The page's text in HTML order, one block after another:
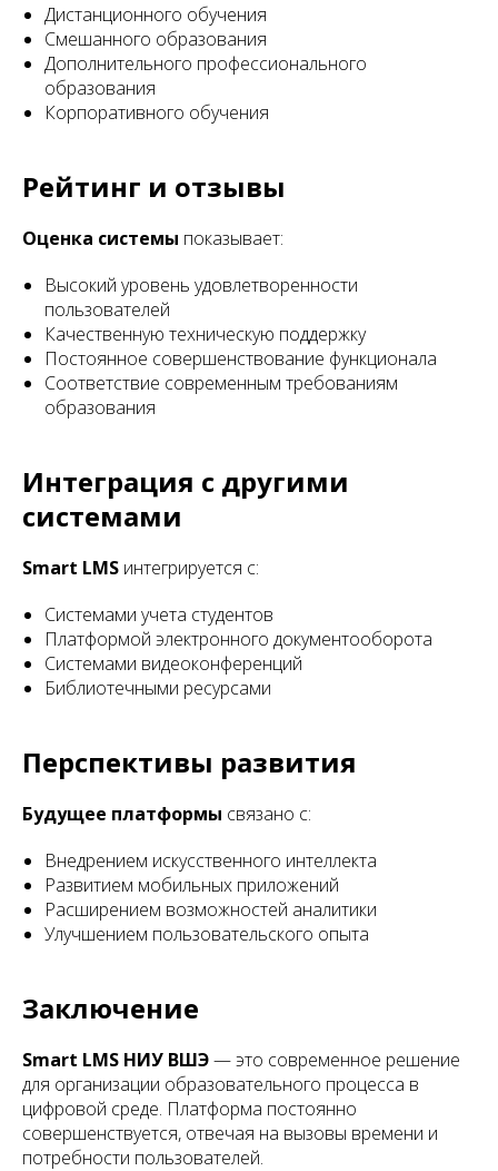
Дистанционного обучения
Смешанного образования
Дополнительного профессионального
образования
Корпоративного обучения
Рейтинг и отзывы
Оценка системы показывает:
Высокий уровень удовлетворенности
пользователей
Качественную техническую поддержку
Постоянное совершенствование функционала
Соответствие современным требованиям
образования
Интеграция с другими
системами
Smart LMS интегрируется с:
Системами учета студентов
Платформой электронного документооборота
Системами видеоконференций
Библиотечными ресурсами
Перспективы развития
Будущее платформы связано с:
Внедрением искусственного интеллекта
Развитием мобильных приложений
Расширением возможностей аналитики
Улучшением пользовательского опыта
Заключение
Smart LMS НИУ ВШЭ— это современное решение
для организации образовательного процесса в
цифровой среде. Платформа постоянно
совершенствуется, отвечая на вызовы времени и
потребности пользователей.